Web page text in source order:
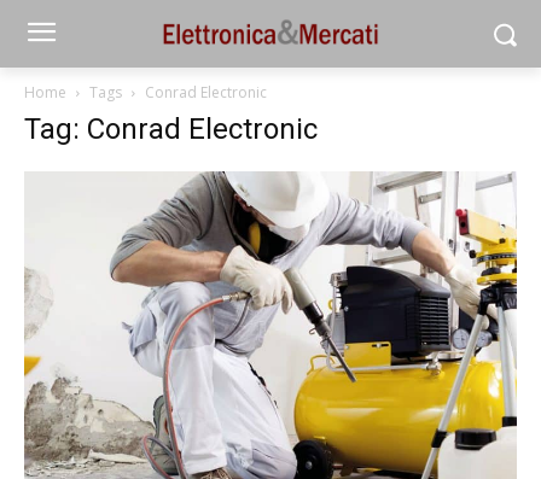
Home Tags Conrad Electronic
Tag: Conrad Electronic